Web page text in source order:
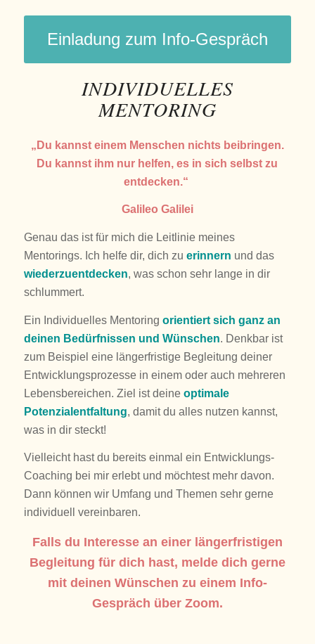
Einladung zum Info-Gespräch
INDIVIDUELLES
MENTORING
„Du kannst einem Menschen nichts beibringen.
Du kannst ihm nur helfen, es in sich selbst zu
entdecken.“
Galileo Galilei
Genau das ist für mich die Leitlinie meines
Mentorings. Ich helfe dir, dich zu erinnern und das
wiederzuentdecken, was schon sehr lange in dir
schlummert.
Ein Individuelles Mentoring orientiert sich ganz an
deinen Bedürfnissen und Wünschen. Denkbar ist
zum Beispiel eine längerfristige Begleitung deiner
Entwicklungsprozesse in einem oder auch mehreren
Lebensbereichen. Ziel ist deine optimale
Potenzialentfaltung, damit du alles nutzen kannst,
was in dir steckt!
Vielleicht hast du bereits einmal ein Entwicklungs-
Coaching bei mir erlebt und möchtest mehr davon.
Dann können wir Umfang und Themen sehr gerne
individuell vereinbaren.
Falls du Interesse an einer längerfristigen
Begleitung für dich hast, melde dich gerne
mit deinen Wünschen zu einem Info-
Gespräch über Zoom.